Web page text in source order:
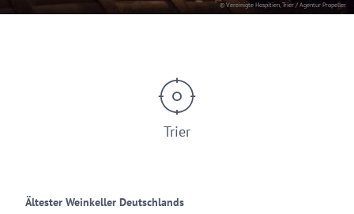
© Vereinigte Hospitien, Trier / Agentur Propeller
Trier
Ältester Weinkeller Deutschlands